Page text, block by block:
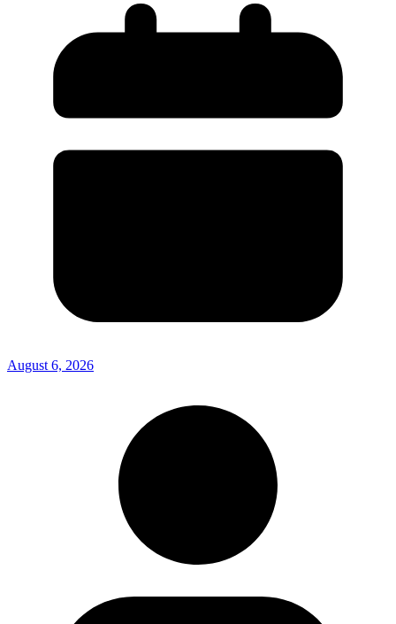
August 6, 2026